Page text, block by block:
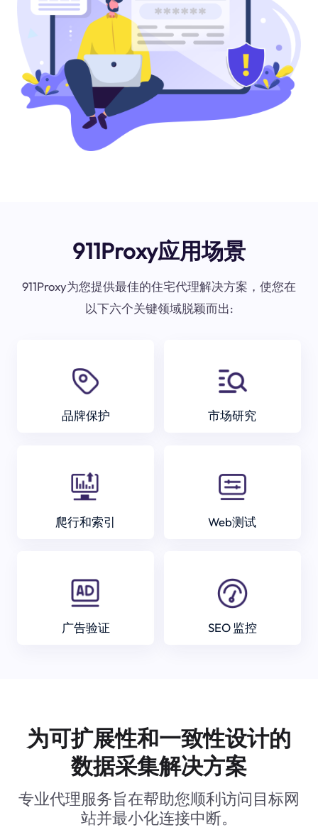
911Proxy应用场景
911Proxy为您提供最佳的住宅代理解决方案，使您在
以下六个关键领域脱颖而出:
品牌保护 市场研究
爬行和索引 Web测试
广告验证 SEO 监控
为可扩展性和一致性设计的
数据采集解决方案
专业代理服务旨在帮助您顺利访问目标网
站并最小化连接中断。